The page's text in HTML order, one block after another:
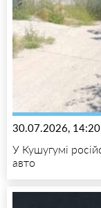
30.07.2026, 14:20
У Кушугумі
авто